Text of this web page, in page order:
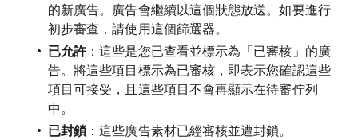
的新廣告。廣告會繼續以這個狀態放送。如要進行
初步審查，請使用這個篩選器。
已允許：這些是您已查看並標示為「已審核」的廣
告。將這些項目標示為已審核，即表示您確認這些
項目可接受，且這些項目不會再顯示在待審佇列
中。
已封鎖 ：這些廣告素材已經審核並遭封鎖。